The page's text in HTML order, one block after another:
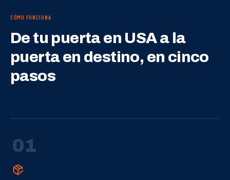
CÓMO FUNCIONA
De tu puerta en USA a la
puerta en destino, en cinco
pasos
01